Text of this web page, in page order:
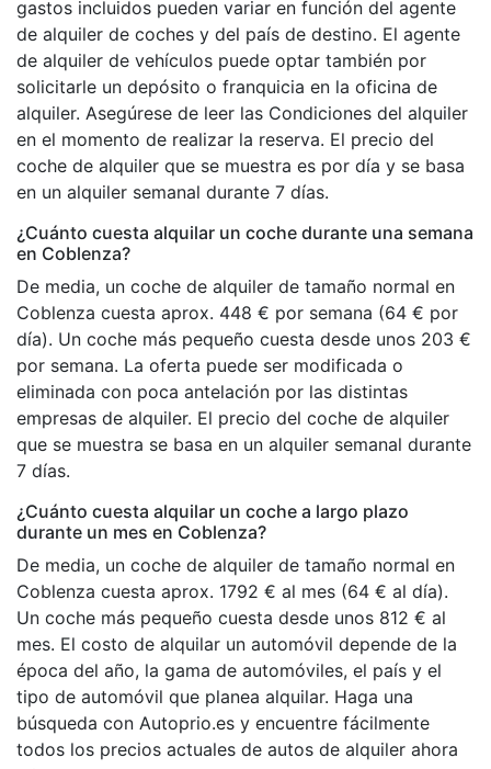
gastos incluidos pueden variar en función del agente
de alquiler de coches y del país de destino. El agente
de alquiler de vehículos puede optar también por
solicitarle un depósito o franquicia en la oficina de
alquiler. Asegúrese de leer las Condiciones del alquiler
en el momento de realizar la reserva. El precio del
coche de alquiler que se muestra es por día y se basa
en un alquiler semanal durante 7 días.
¿Cuánto cuesta alquilar un coche durante una semana
en Coblenza?
De media, un coche de alquiler de tamaño normal en
Coblenza cuesta aprox. 448 € por semana (64 € por
día). Un coche más pequeño cuesta desde unos 203 €
por semana. La oferta puede ser modificada o
eliminada con poca antelación por las distintas
empresas de alquiler. El precio del coche de alquiler
que se muestra se basa en un alquiler semanal durante
7 días.
¿Cuánto cuesta alquilar un coche a largo plazo
durante un mes en Coblenza?
De media, un coche de alquiler de tamaño normal en
Coblenza cuesta aprox. 1792 € al mes (64 € al día).
Un coche más pequeño cuesta desde unos 812 € al
mes. El costo de alquilar un automóvil depende de la
época del año, la gama de automóviles, el país y el
tipo de automóvil que planea alquilar. Haga una
búsqueda con Autoprio.es y encuentre fácilmente
todos los precios actuales de autos de alquiler ahora